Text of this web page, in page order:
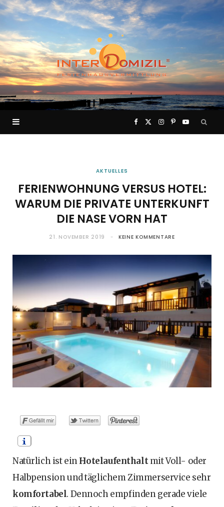
F
e
b
k
X
w
e
r
)
I
t
a
a
P
t
s
Y
T
AKTUELLES
FERIENWOHNUNG VERSUS HOTEL:
WARUM DIE PRIVATE UNTERKUNFT
DIE NASE VORN HAT
21. NOVEMBER 2019 KEINE KOMMENTARE
Natürlich ist einHotelaufenthaltmit Voll- oder
Halbpension und täglichem Zimmerservice sehr
komfortabel. Dennoch empfinden gerade viele